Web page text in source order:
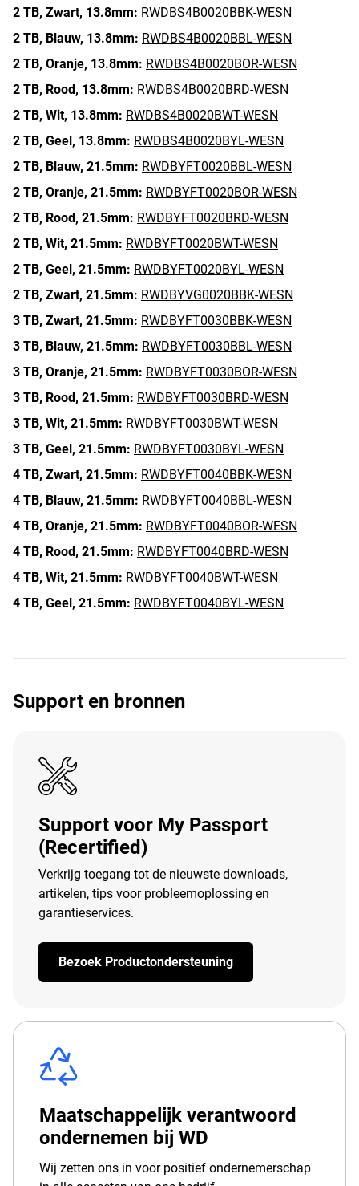
2 TB, Zwart, 13.8mm: RWDBS4B0020BBK-WESN
2 TB, Blauw, 13.8mm: RWDBS4B0020BBL-WESN
2 TB, Oranje, 13.8mm: RWDBS4B0020BOR-WESN
2 TB, Rood, 13.8mm: RWDBS4B0020BRD-WESN
2 TB, Wit, 13.8mm: RWDBS4B0020BWT-WESN
2 TB, Geel, 13.8mm: RWDBS4B0020BYL-WESN
2 TB, Blauw, 21.5mm: RWDBYFT0020BBL-WESN
2 TB, Oranje, 21.5mm: RWDBYFT0020BOR-WESN
2 TB, Rood, 21.5mm: RWDBYFT0020BRD-WESN
2 TB, Wit, 21.5mm: RWDBYFT0020BWT-WESN
2 TB, Geel, 21.5mm: RWDBYFT0020BYL-WESN
2 TB, Zwart, 21.5mm: RWDBYVG0020BBK-WESN
3 TB, Zwart, 21.5mm: RWDBYFT0030BBK-WESN
3 TB, Blauw, 21.5mm: RWDBYFT0030BBL-WESN
3 TB, Oranje, 21.5mm: RWDBYFT0030BOR-WESN
3 TB, Rood, 21.5mm: RWDBYFT0030BRD-WESN
3 TB, Wit, 21.5mm: RWDBYFT0030BWT-WESN
3 TB, Geel, 21.5mm: RWDBYFT0030BYL-WESN
4 TB, Zwart, 21.5mm: RWDBYFT0040BBK-WESN
4 TB, Blauw, 21.5mm: RWDBYFT0040BBL-WESN
4 TB, Oranje, 21.5mm: RWDBYFT0040BOR-WESN
4 TB, Rood, 21.5mm: RWDBYFT0040BRD-WESN
4 TB, Wit, 21.5mm: RWDBYFT0040BWT-WESN
4 TB, Geel, 21.5mm: RWDBYFT0040BYL-WESN
Support en bronnen
Support voor My Passport
(Recertified)
Verkrijg toegang tot de nieuwste downloads,
artikelen, tips voor probleemoplossing en
garantieservices.
Bezoek Productondersteuning
Maatschappelijk verantwoord
ondernemen bij WD
Wij zetten ons in voor positief ondernemerschap